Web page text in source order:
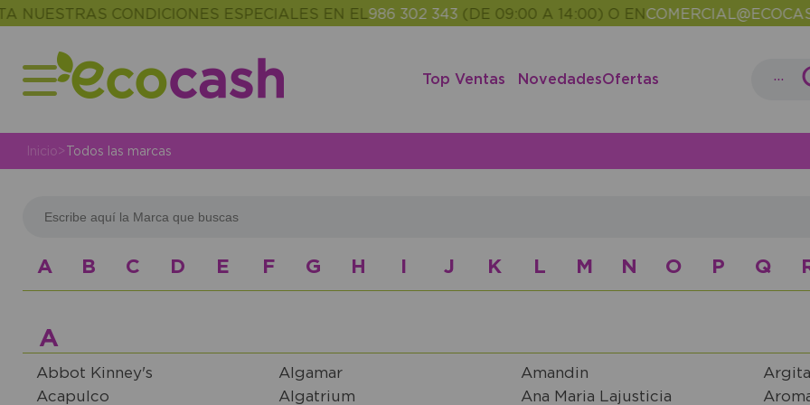
CONDICIONES ESPECIALES EN EL 986 302 343 (DE 09:00 A 14:00) O ENCOMERCIAL@ECOCASH.ES•
Top Ventas NovedadesOfertas ...
Inicio> Todos las marcas
A B C D E F G H I J K L M N O P Q
A
Abbot Kinney's
Acapulco
Algamar
Algatrium
Amandin
Ana Maria Lajusticia